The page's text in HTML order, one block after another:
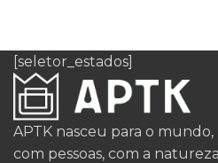
[seletor_estados]
APTK nasceu para o
com pessoas, com a